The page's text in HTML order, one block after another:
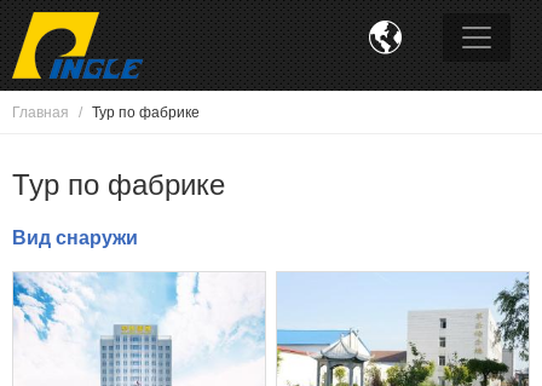

Главная Тур по фабрике
Тур по фабрике
Вид снаружи